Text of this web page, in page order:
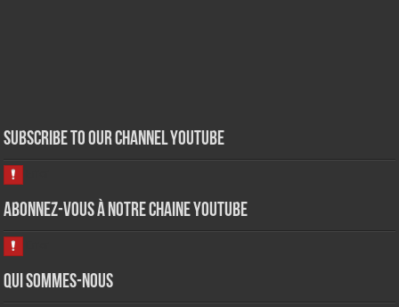
Subscribe to our Channel Youtube
Abonnez-vous à notre chaine Youtube
Qui sommes-nous